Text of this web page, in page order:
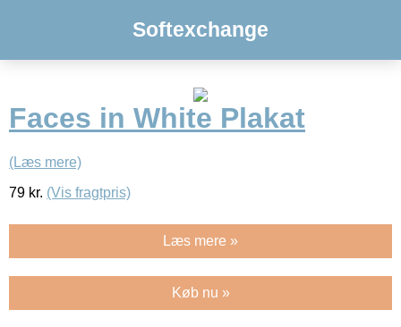
Softexchange
Faces in White Plakat
(Læs mere)
79 kr. (Vis fragtpris)
Læs mere »
Køb nu »